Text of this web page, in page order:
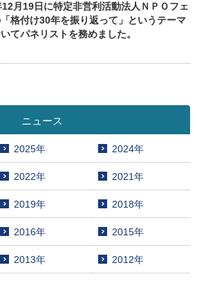
t
i
月19日に特定非営利活動法人ＮＰＯフェ
格付け30年を振り返って」というテーマ
てパネリストを務めました。
ニュース
2025年 2024年
2022年 2021年
2019年 2018年
2016年 2015年
2013年 2012年